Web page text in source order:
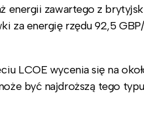
energii zawartego z
za energię rzędu 92,5
LCOE wycenia się na
być najdroższą tego